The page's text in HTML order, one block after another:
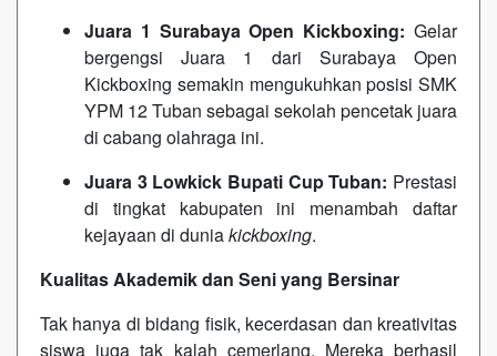
Juara 1 Surabaya Open Kickboxing: Gelar
bergengsi Juara 1 dari Surabaya Open
Kickboxing semakin mengukuhkan posisi SMK
YPM 12 Tuban sebagai sekolah pencetak juara
di cabang olahraga ini.
Juara 3 Lowkick Bupati Cup Tuban: Prestasi
di tingkat kabupaten ini menambah daftar
kejayaan di duniakickboxing.
Kualitas Akademik dan Seni yang Bersinar
Tak hanya di bidang fisik, kecerdasan dan kreativitas
siswa juga tak kalah cemerlang. Mereka berhasil